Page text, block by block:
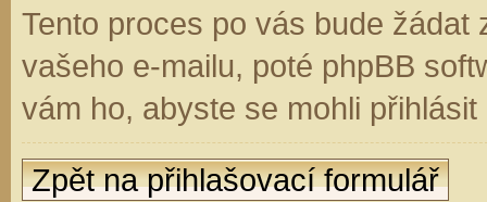
Tento proces po vás bude
vašeho e-mailu, poté phpBB
vám ho, abyste se mohli
Zpět na přihlašovací formulář